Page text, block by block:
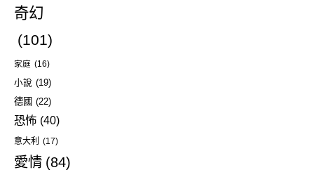
奇幻
(101)
家庭 (16)
小說 (19)
德國 (22)
恐怖 (40)
意大利 (17)
愛情 (84)